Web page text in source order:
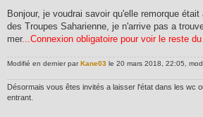
s
a
g
Bonjour, je voudrai savoir qu'elle remorque
des Troupes Saharienne, je n'arrive pas a
mer...Connexion obligatoire pour voir le reste
Modifié en dernier parKane03 le 20 mars 2018, 22:05,
Désormais vous êtes invités a laisser l'état dans les wc
entrant.